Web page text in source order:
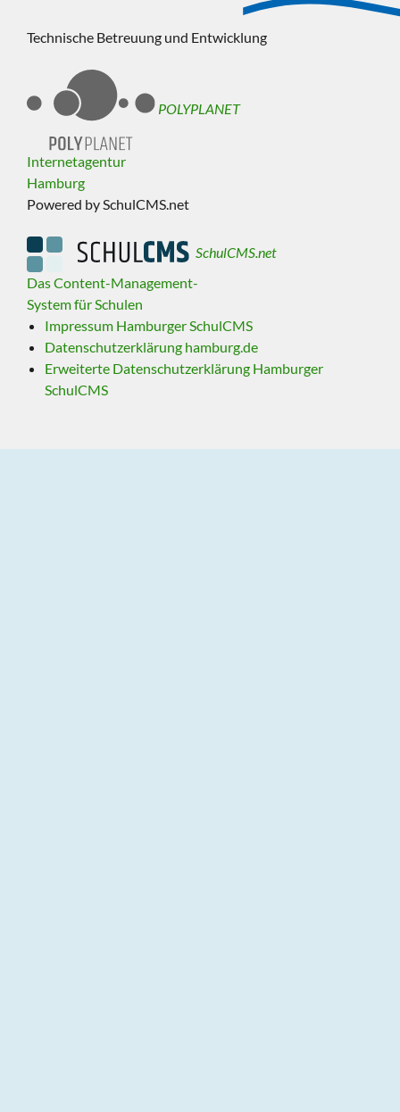
Technische Betreuung und Entwicklung
POLYPLANET
Internetagentur
Hamburg
Powered by SchulCMS.net
SchulCMS.net
Das Content-Management-
System für Schulen
Impressum Hamburger SchulCMS
Datenschutzerklärung hamburg.de
Erweiterte Datenschutzerklärung Hamburger
SchulCMS